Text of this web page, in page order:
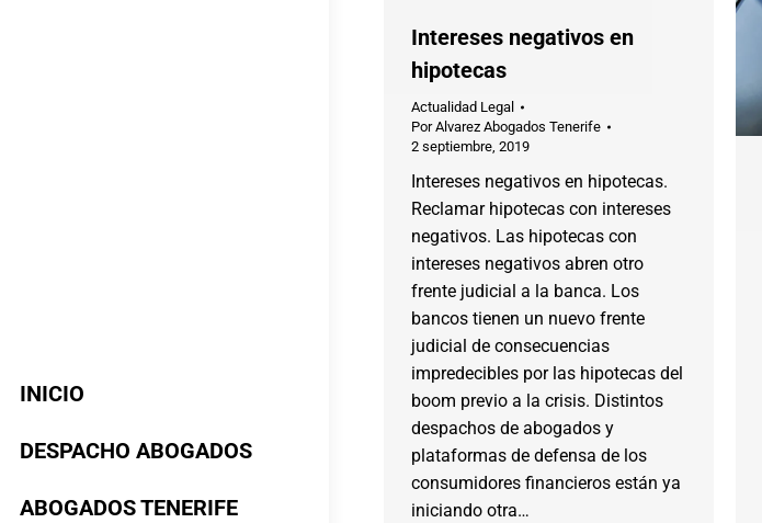
INICIO
DESPACHO ABOGADOS
ABOGADOS TENERIFE
Intereses negativos en
hipotecas
Actualidad Legal
PorAlvarez Abogados Tenerife
2 septiembre, 2019
Intereses negativos en hipotecas.
Reclamar hipotecas con intereses
negativos. Las hipotecas con
intereses negativos abren otro
frente judicial a la banca. Los
bancos tienen un nuevo frente
judicial de consecuencias
impredecibles por las hipotecas del
boom previo a la crisis. Distintos
despachos de abogados y
plataformas de defensa de los
consumidores financieros están ya
iniciando otra…